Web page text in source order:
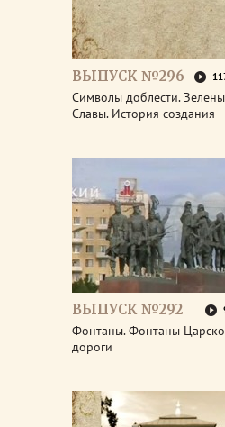
ВЫПУСК №296
Символы доблести.
Славы. История создания
ВЫПУСК №292
Фонтаны. Фонтаны
дороги